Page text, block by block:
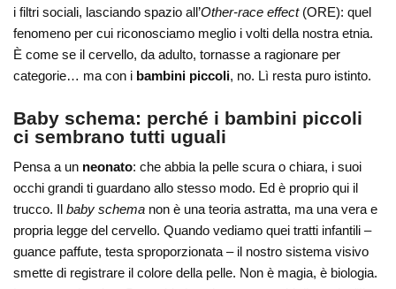
i filtri sociali, lasciando spazio all’Other-race effect(ORE): quel
fenomeno per cui riconosciamo meglio i volti della nostra etnia.
È come se il cervello, da adulto, tornasse a ragionare per
categorie… ma con i bambini piccoli, no. Lì resta puro istinto.
Baby schema: perché i bambini piccoli
ci sembrano tutti uguali
Pensa a un neonato: che abbia la pelle scura o chiara, i suoi
occhi grandi ti guardano allo stesso modo. Ed è proprio qui il
trucco. Ilbaby schema non è una teoria astratta, ma una vera e
propria legge del cervello. Quando vediamo quei tratti infantili –
guance paffute, testa sproporzionata – il nostro sistema visivo
smette di registrare il colore della pelle. Non è magia, è biologia.